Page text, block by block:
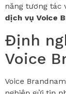
năng tương tác
dịch vụ Voice
Định
Voice
Voice